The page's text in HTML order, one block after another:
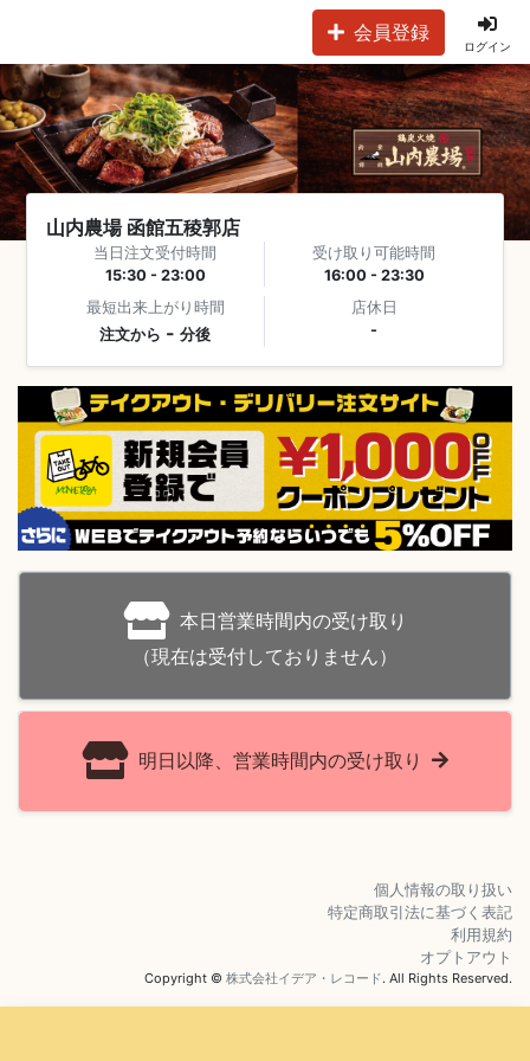
会員登録
ログイン
山内農場 函館五稜郭店
当日注文受付時間
15:30 - 23:00
受け取り可能時間
16:00 - 23:30
最短出来上がり時間
注文から - 分後
店休日
-
本日営業時間内の受け取り
（現在は受付しておりません）
明日以降、営業時間内の受け取り
個人情報の取り扱い
特定商取引法に基づく表記
利用規約
オプトアウト
Copyright © 株式会社イデア・レコード. All Rights Reserved.